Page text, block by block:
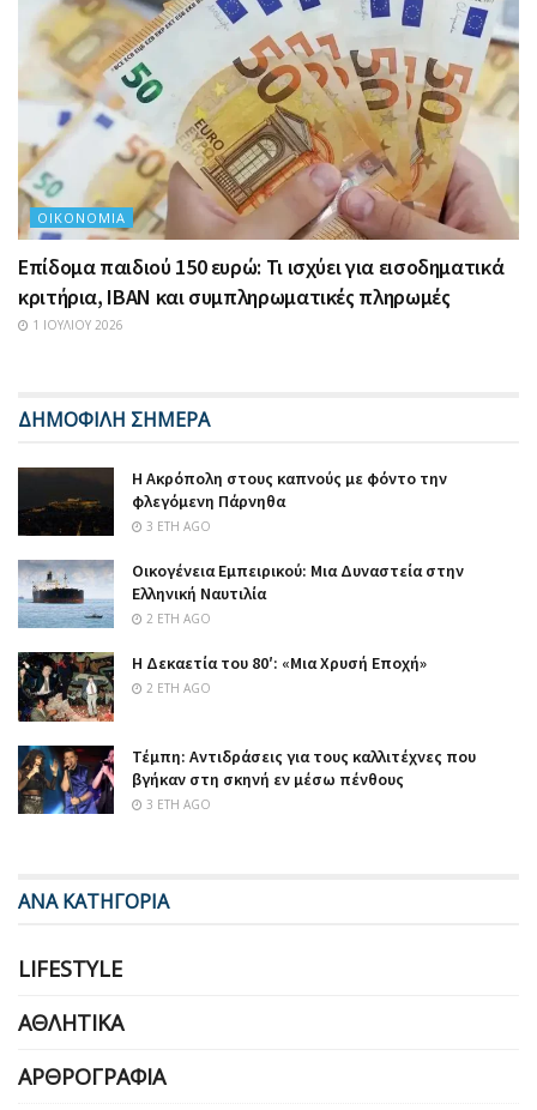
ΟΙΚΟΝΟΜΊΑ
Επίδομα παιδιού 150 ευρώ: Τι ισχύει για εισοδηματικά
κριτήρια, IBAN και συμπληρωματικές πληρωμές
1 ΙΟΥΛΊΟΥ 2026
ΔΗΜΟΦΙΛΗ ΣΗΜΕΡΑ
Η Ακρόπολη στους καπνούς με φόντο την
φλεγόμενη Πάρνηθα
3 ΈΤΗ AGO
Οικογένεια Εμπειρικού: Μια Δυναστεία στην
Ελληνική Ναυτιλία
2 ΈΤΗ AGO
Η Δεκαετία του 80′: «Μια Χρυσή Εποχή»
2 ΈΤΗ AGO
Τέμπη: Aντιδράσεις για τους καλλιτέχνες που
βγήκαν στη σκηνή εν μέσω πένθους
3 ΈΤΗ AGO
ΑΝΑ ΚΑΤΗΓΟΡΙΑ
LIFESTYLE
ΑΘΛΗΤΙΚΆ
ΑΡΘΡΟΓΡΑΦΊΑ